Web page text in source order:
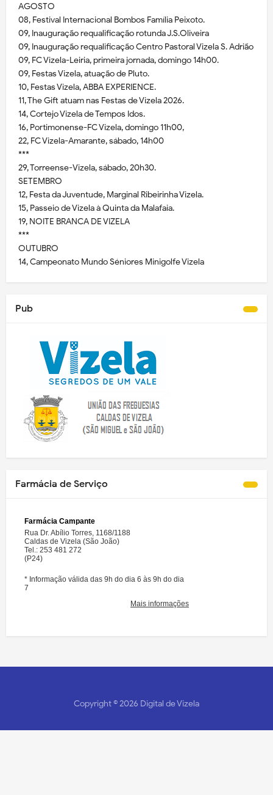
AGOSTO
08, Festival Internacional Bombos Família Peixoto.
09, Inauguração requalificação rotunda J.S.Oliveira
09, Inauguração requalificação Centro Pastoral Vizela S. Adrião
09, FC Vizela-Leiria, primeira jornada, domingo 14h00.
09, Festas Vizela, atuação de Pluto.
10, Festas Vizela, ABBA EXPERIENCE.
11, The Gift atuam nas Festas de Vizela 2026.
14, Cortejo Vizela de Tempos Idos.
16, Portimonense-FC Vizela, domingo 11h00,
22, FC Vizela-Amarante, sábado, 14h00
***
29, Torreense-Vizela, sábado, 20h30.
SETEMBRO
12, Festa da Juventude, Marginal Ribeirinha Vizela.
15, Passeio de Vizela à Quinta da Malafaia.
19, NOITE BRANCA DE VIZELA
***
OUTUBRO
14, Campeonato Mundo Séniores Minigolfe Vizela
Pub
Farmácia de Serviço
Copyright ©2026 Digital de Vizela